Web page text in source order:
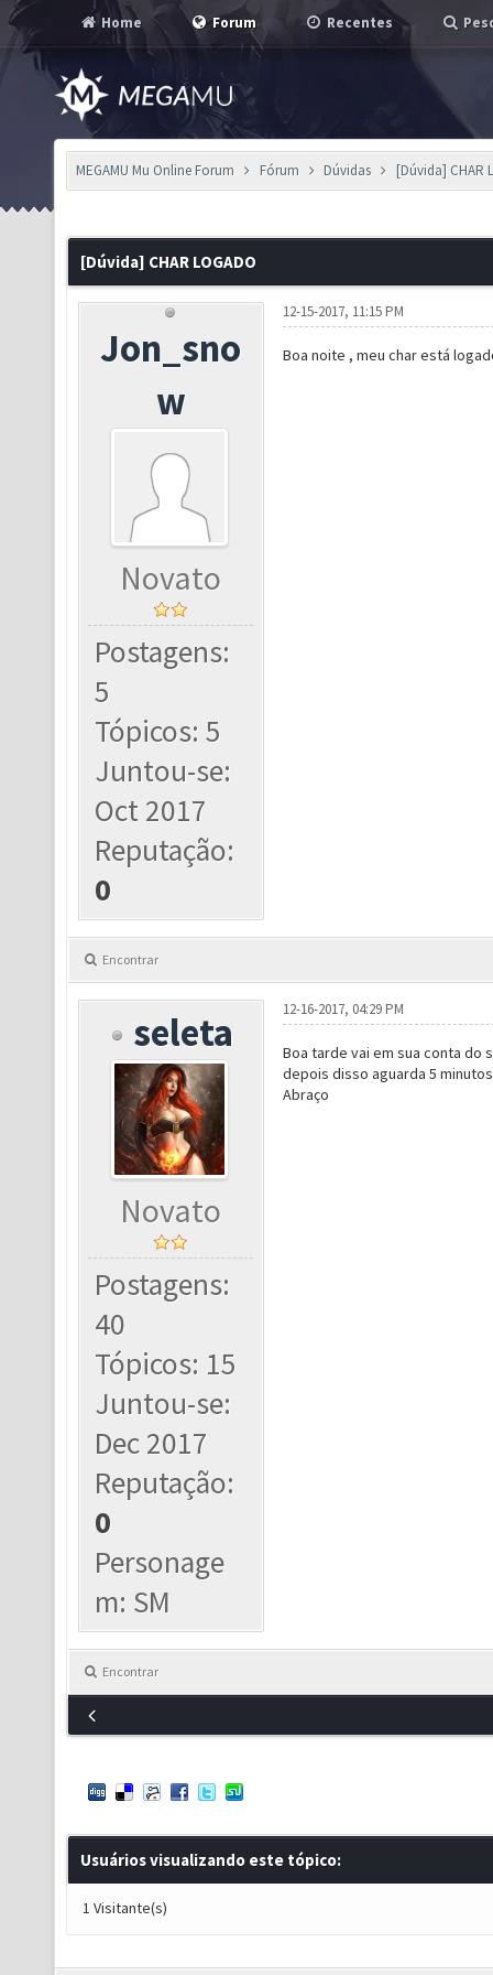
Home Forum Recentes
MEGAMU Mu Online Forum Fórum Dúvidas [Dúvida] CHAR
[Dúvida] CHAR LOGADO
Jon_sno
w
Novato
Postagens:
5
Tópicos: 5
Juntou-se:
Oct 2017
Reputação:
0
12-15-2017, 11:15 PM
Boa noite , meu char está
Encontrar
seleta
Novato
Postagens:
40
Tópicos: 15
Juntou-se:
Dec 2017
Reputação:
0
Personage
m: SM
12-16-2017, 04:29 PM
Boa tarde vai em sua conta do
depois disso aguarda 5
Abraço
Encontrar
Usuários visualizando este tópico:
1 Visitante(s)